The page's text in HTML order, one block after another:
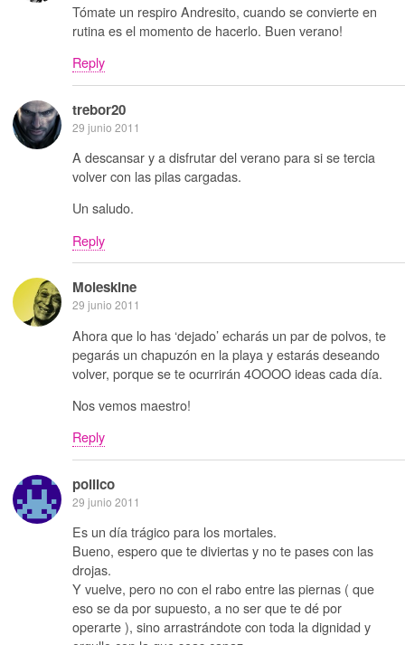
Tómate un respiro Andresito, cuando se convierte en
rutina es el momento de hacerlo. Buen verano!
Reply
trebor20
29 junio 2011
A descansar y a disfrutar del verano para si se tercia
volver con las pilas cargadas.
Un saludo.
Reply
Moleskine
29 junio 2011
Ahora que lo has ‘dejado’ echarás un par de polvos, te
pegarás un chapuzón en la playa y estarás deseando
volver, porque se te ocurrirán 4OOOO ideas cada día.
Nos vemos maestro!
Reply
pollico
29 junio 2011
Es un día trágico para los mortales.
Bueno, espero que te diviertas y no te pases con las
drojas.
Y vuelve, pero no con el rabo entre las piernas ( que
eso se da por supuesto, a no ser que te dé por
operarte ), sino arrastrándote con toda la dignidad y